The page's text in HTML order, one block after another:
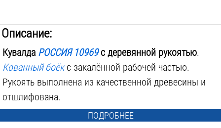
Описание:
Кувалда РОССИЯ 10969с деревянной рукоятью.
Кованный боёкс закалённой рабочей частью.
Рукоять выполнена из качественной древесины и
отшлифована.
ПОДРОБНЕЕ